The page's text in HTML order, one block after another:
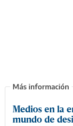
Medios en la
mundo de